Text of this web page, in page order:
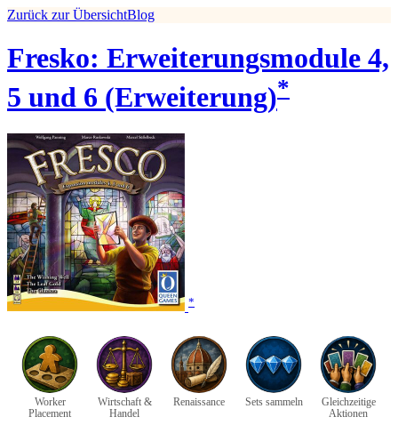
Zurück zur ÜbersichtBlog
Fresko: Erweiterungsmodule 4,
5 und 6 (Erweiterung)*
*
Worker
Placement
Wirtschaft &
Handel
Renaissance Sets sammeln
Gleichzeitige
Aktionen